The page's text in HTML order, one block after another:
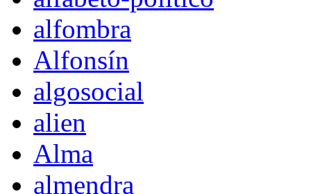
alfombra
Alfonsín
algosocial
alien
Alma
almendra